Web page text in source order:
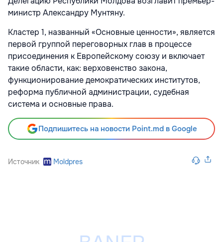
министр Александру Мунтяну.
Кластер 1, названный «Основные ценности», является
первой группой переговорных глав в процессе
присоединения к Европейскому союзу и включает
такие области, как: верховенство закона,
функционирование демократических институтов,
реформа публичной администрации, судебная
система и основные права.
Подпишитесь на новости Point.md в Google
Источник Moldpres